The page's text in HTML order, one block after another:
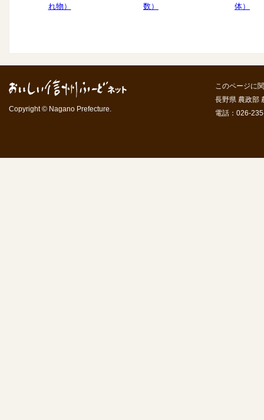
れ物）
数）
体）
Copyright © Nagano Prefecture.
このページに
長野県 農政部
電話：026-